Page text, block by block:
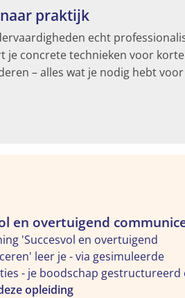
praktijk
echt
je concrete technieken voor
– alles wat je nodig hebt
en overtuigend
'Succesvol en overtuigend
leer je - via gesimuleerde
- je boodschap gestructureerd
te brengen. Wat je hebt geleerd,
opleiding